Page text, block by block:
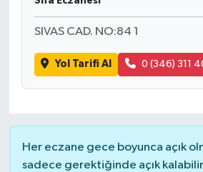
SIVAS CAD. NO:84 1
Yol Tarifi Al 0 (346) 311
Her eczane gece boyunca açık
sadece gerektiğinde açık